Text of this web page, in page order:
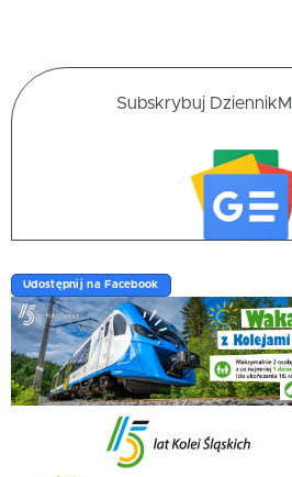
Subskrybuj
Udostępnij na Facebook